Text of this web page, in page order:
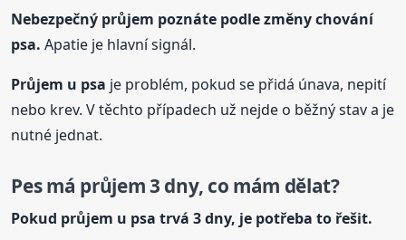
Nebezpečný průjem poznáte podle změny chování
psa. Apatie je hlavní signál.
Průjem u psa je problém, pokud se přidá únava, nepití
nebo krev. V těchto případech už nejde o běžný stav a je
nutné jednat.
Pes má průjem 3 dny, co mám dělat?
Pokud průjem u psa trvá 3 dny, je potřeba to řešit.